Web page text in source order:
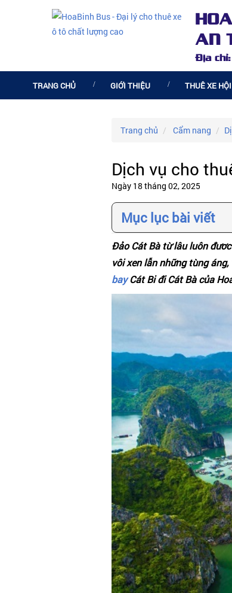
AN
Địa
TRANG CHỦ GIỚI THIỆU THUÊ XE
Trang chủ Cẩm nang
Dịch vụ cho
Ngày 18 tháng 02, 2025
Mục lục bài viết
Đảo Cát Bà từ lâu luôn
vôi xen lẫn những tùng
bayCát Bi đi Cát Bà của